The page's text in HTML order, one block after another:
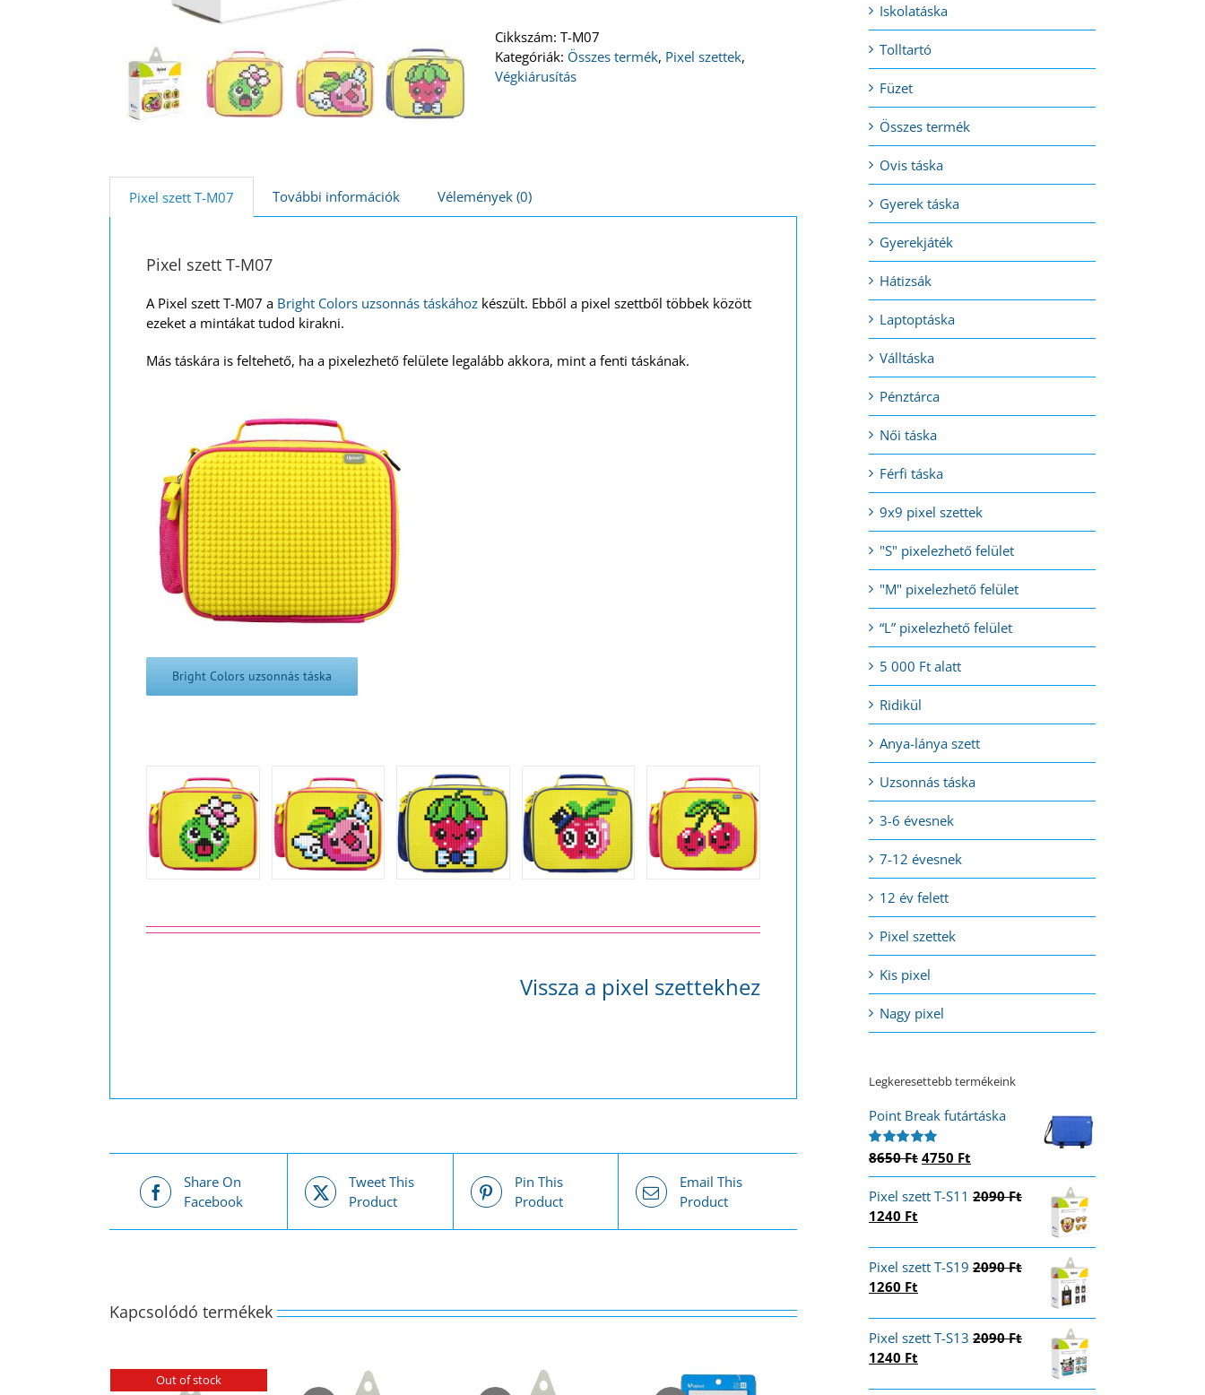
mennyiség
Cikkszám: T-M07
Kategóriák: Összes termék, Pixel szettek,
Végkiárusítás
Pixel szett T-M07 További információk Vélemények (0)
Pixel szett T-M07
A Pixel szett T-M07 a Bright Colors uzsonnás táskához készült. Ebből a pixel szettből többek között
ezeket a mintákat tudod kirakni.
Más táskára is feltehető, ha a pixelezhető felülete legalább akkora, mint a fenti táskának.
Bright Colors uzsonnás táska
Vissza a pixel szettekhez
Share On
Facebook
Tweet This
Product
Pin This
Product
Email This
Product
Kapcsolódó termékek
Out of stock
Iskolatáska
Tolltartó
Füzet
Összes termék
Ovis táska
Gyerek táska
Gyerekjáték
Hátizsák
Laptoptáska
Válltáska
Pénztárca
Női táska
Férfi táska
9x9 pixel szettek
"S" pixelezhető felület
"M" pixelezhető felület
“L” pixelezhető felület
5 000 Ft alatt
Ridikül
Anya-lánya szett
Uzsonnás táska
3-6 évesnek
7-12 évesnek
12 év felett
Pixel szettek
Kis pixel
Nagy pixel
Legkeresettebb termékeink
Point Break futártáska
Értékelés:
8650Ft Original
price
was:
4750 Ft
price
is:
Pixel szett T-S11 2090Ft
Original
2090 Ft.
1240 Ft
1240 Ft.
Pixel szett T-S19 2090Ft
Original
2090 Ft.
1260 Ft
1260 Ft.
Pixel szett T-S13 2090Ft
Original
1240 Ft